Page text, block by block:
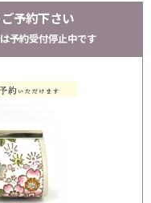
予約下さい
予約受付停止中です